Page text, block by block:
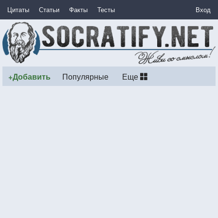
Цитаты Статьи Факты Тесты Вход
+Добавить Популярные Еще